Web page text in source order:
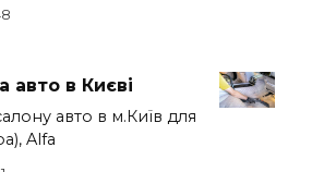
авто в Києві
авто в м.Київ для
Alfa